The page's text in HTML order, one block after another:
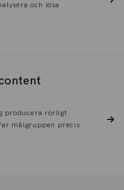
och lösa
producera rörligt
målgruppen precis